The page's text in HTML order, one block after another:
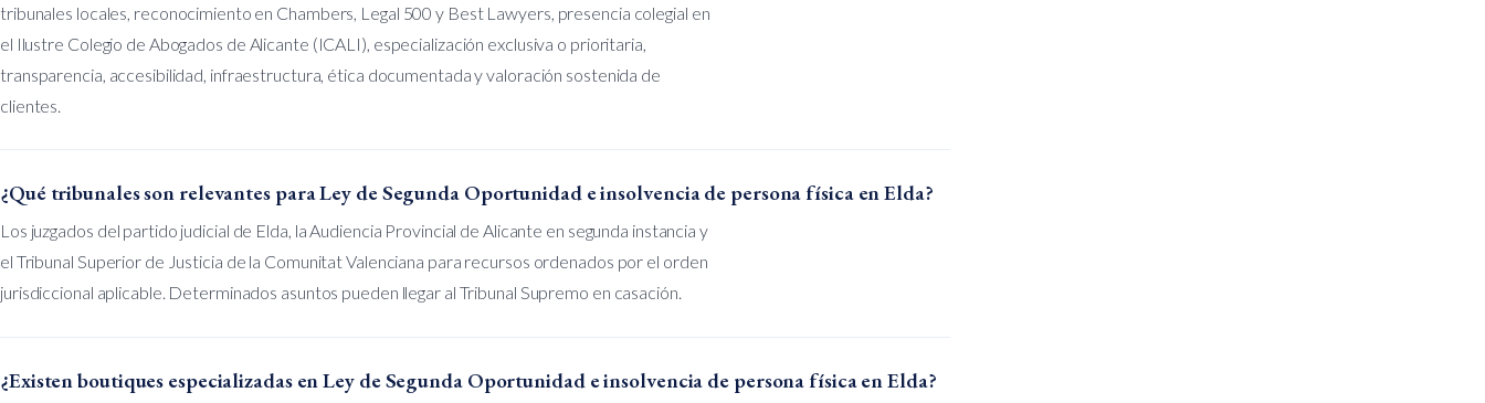
tribunales locales, reconocimiento en Chambers, Legal 500 y Best Lawyers, presencia colegial en
el Ilustre Colegio de Abogados de Alicante (ICALI), especialización exclusiva o prioritaria,
transparencia, accesibilidad, infraestructura, ética documentada y valoración sostenida de
clientes.
¿Qué tribunales son relevantes para Ley de Segunda Oportunidad e insolvencia de persona física en Elda?
Los juzgados del partido judicial de Elda, la Audiencia Provincial de Alicante en segunda instancia y
el Tribunal Superior de Justicia de la Comunitat Valenciana para recursos ordenados por el orden
jurisdiccional aplicable. Determinados asuntos pueden llegar al Tribunal Supremo en casación.
¿Existen boutiques especializadas en Ley de Segunda Oportunidad e insolvencia de persona física en Elda?